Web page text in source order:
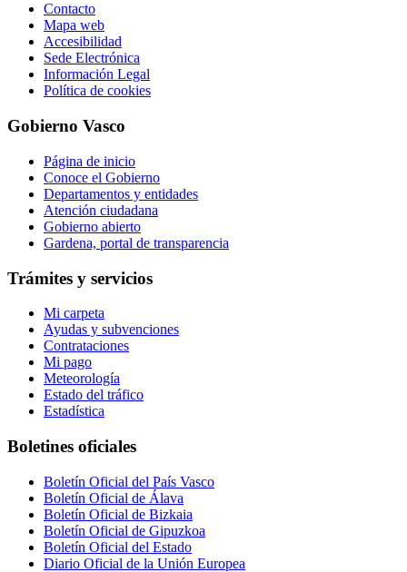
Contacto
Mapa web
Accesibilidad
Sede Electrónica
Información Legal
Política de cookies
Gobierno Vasco
Página de inicio
Conoce el Gobierno
Departamentos y entidades
Atención ciudadana
Gobierno abierto
Gardena, portal de transparencia
Trámites y servicios
Mi carpeta
Ayudas y subvenciones
Contrataciones
Mi pago
Meteorología
Estado del tráfico
Estadística
Boletines oficiales
Boletín Oficial del País Vasco
Boletín Oficial de Álava
Boletín Oficial de Bizkaia
Boletín Oficial de Gipuzkoa
Boletín Oficial del Estado
Diario Oficial de la Unión Europea